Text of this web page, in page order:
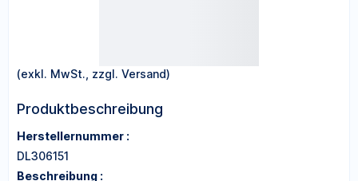
(exkl. MwSt., zzgl. Versand)
Produktbeschreibung
Herstellernummer :
DL306151
Beschreibung :